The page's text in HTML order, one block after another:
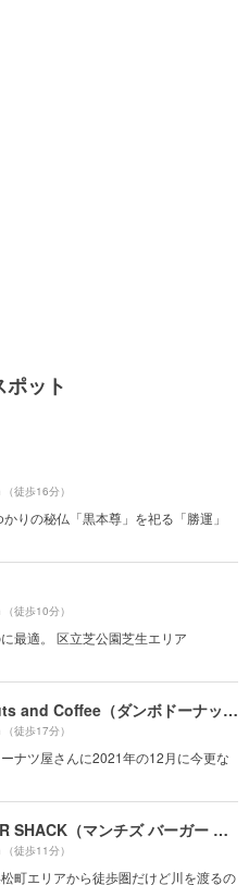
ット
（徒歩16分）
りの秘仏「黒本尊」を祀る「勝運」
（徒歩10分）
最適。 区立芝公園芝生エリア
DUMBO Doughnuts and Coffee（ダンボドーナッツ＆コーヒー）
（徒歩17分）
ナツ屋さんに2021年の12月に今更な
MUNCH'S BURGER SHACK（マンチズ バーガー シャック）
（徒歩11分）
町エリアから徒歩圏だけど川を渡るの